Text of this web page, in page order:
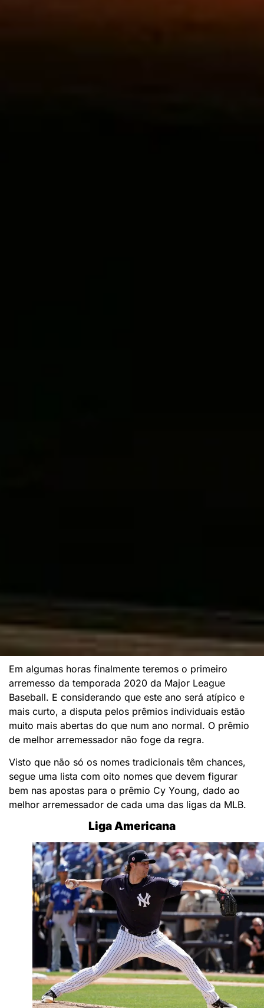
Em algumas horas finalmente teremos o primeiro
arremesso da temporada 2020 da Major League
Baseball. E considerando que este ano será atípico e
mais curto, a disputa pelos prêmios individuais estão
muito mais abertas do que num ano normal. O prêmio
de melhor arremessador não foge da regra.
Visto que não só os nomes tradicionais têm chances,
segue uma lista com oito nomes que devem figurar
bem nas apostas para o prêmio Cy Young, dado ao
melhor arremessador de cada uma das ligas da MLB.
Liga Americana